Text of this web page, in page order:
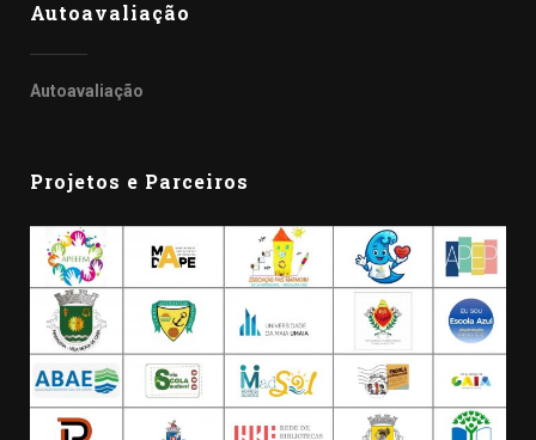
Autoavaliação
Autoavaliação
Projetos e Parceiros